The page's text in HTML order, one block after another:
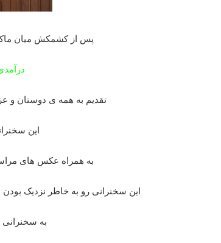
پس از کشمکش میان
تقدیم به همه ی دوستان و
این
به همراه عکس های
این سخنرانی رو به خاطر نزدیک
به سخنرانی